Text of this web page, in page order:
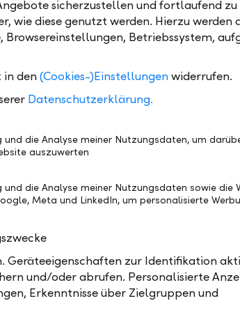
hatten ein spannendes Programm
potenziellen Nachwuchstalenten
Lehre bieten", erklärt Selina Billet
jeweils Kinder der 5. bis 7. Klasse.
Schulen, Arbeitgebern und den
Zukunftstag den Kindern Eindrücke aus
verschiedene Berufe
wird der Anlass in Liechtenstein und
November.
2023 bei der LLB zu Besuch und durften
LLB mit ihren Betreuungspersonen entdecken.
sicherzustellen und fortlaufend zu
wie diese genutzt werden. Hierzu werden
Betriebssystem,
in den(Cookies-)Einstellungenwiderrufen.
Datenschutzerklärung.
und die Analyse meiner Nutzungsdaten, um
auszuwerten
und die Analyse meiner Nutzungsdaten sowie die
Meta und LinkedIn, um personalisierte
Geräteeigenschaften zur Identifikation
und/oder abrufen. Personalisierte
Erkenntnisse über Zielgruppen und